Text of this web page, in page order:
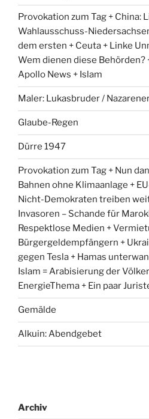
Provokation zum Tag + China:
Wahlausschuss-
dem ersten + Ceuta + Linke
Wem dienen diese Behörden?
Apollo News + Islam
Maler: Lukasbruder /
Glaube-Regen
Dürre 1947
Provokation zum Tag + Nun
Bahnen ohne Klimaanlage +
Nicht-Demokraten treiben
Invasoren – Schande für
Respektlose Medien +
Bürgergeldempfängern +
gegen Tesla + Hamas
Islam = Arabisierung der
EnergieThema + Ein paar
Gemälde
Alkuin: Abendgebet
Archiv